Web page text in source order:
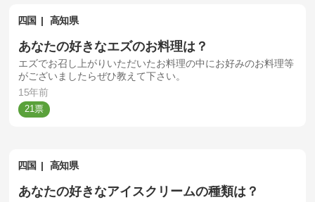
四国 高知県
あなたの好きなエズのお料理は？
エズでお召し上がりいただいたお料理の中にお好みのお料理等
がございましたらぜひ教えて下さい。
15年前
21
四国 高知県
あなたの好きなアイスクリームの種類は？